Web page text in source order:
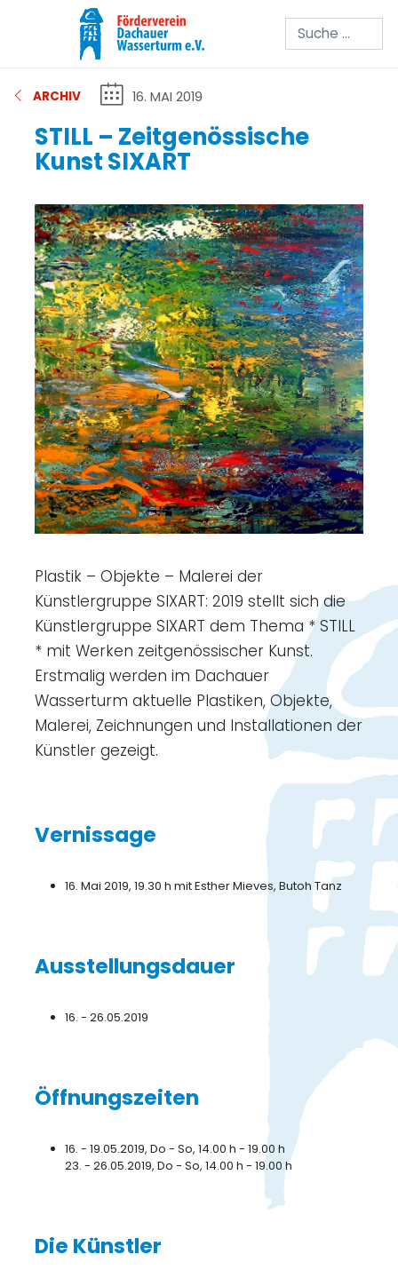
Suchen
ARCHIV 16. MAI 2019
STILL – Zeitgenössische
Kunst SIXART
Plastik – Objekte – Malerei der
Künstlergruppe SIXART: 2019 stellt sich die
Künstlergruppe SIXART dem Thema * STILL
* mit Werken zeitgenössischer Kunst.
Erstmalig werden im Dachauer
Wasserturm aktuelle Plastiken, Objekte,
Malerei, Zeichnungen und Installationen der
Künstler gezeigt.
Vernissage
16. Mai 2019, 19.30 h mit Esther Mieves, Butoh Tanz
Ausstellungsdauer
16. - 26.05.2019
Öffnungszeiten
16. - 19.05.2019, Do - So, 14.00 h - 19.00 h
23. - 26.05.2019, Do - So, 14.00 h - 19.00 h
Die Künstler